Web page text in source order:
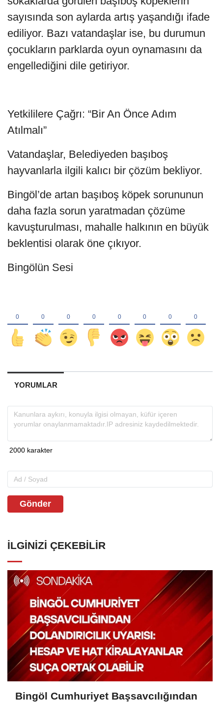
sayısında son aylarda artış yaşandığı ifade
ediliyor. Bazı vatandaşlar ise, bu durumun
çocukların parklarda oyun oynamasını da
engellediğini dile getiriyor.
Yetkililere Çağrı: “Bir An Önce Adım
Atılmalı”
Vatandaşlar, Belediyeden başıboş
hayvanlarla ilgili kalıcı bir çözüm bekliyor.
Bingöl’de artan başıboş köpek sorununun
daha fazla sorun yaratmadan çözüme
kavuşturulması, mahalle halkının en büyük
beklentisi olarak öne çıkıyor.
Bingölün Sesi
YORUMLAR
Gönder
İLGINIZI ÇEKEBILIR
Bingöl Cumhuriyet Başsavcılığından